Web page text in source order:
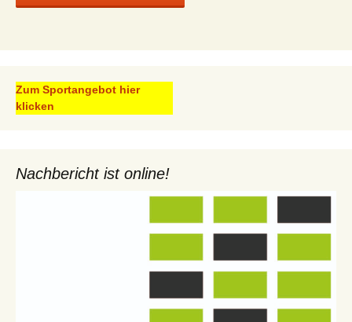
Zum Sportangebot hier
klicken
Nachbericht ist online!